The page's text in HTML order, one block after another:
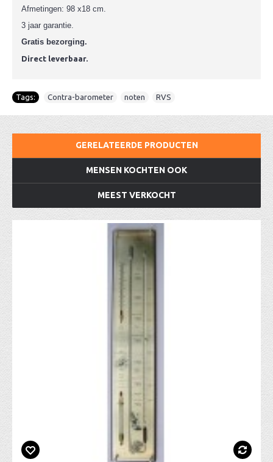
Afmetingen: 98 x18 cm.
3 jaar garantie.
Gratis bezorging.
Direct leverbaar.
Tags: Contra-barometer noten RVS
GERELATEERDE PRODUCTEN
MENSEN KOCHTEN OOK
MEEST VERKOCHT